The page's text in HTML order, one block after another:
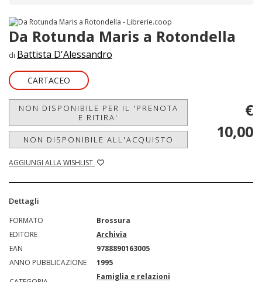
Da Rotunda Maris a Rotondella
di Battista D'Alessandro
CARTACEO
NON DISPONIBILE PER IL 'PRENOTA
E RITIRA'
NON DISPONIBILE ALL'ACQUISTO
AGGIUNGI ALLA WISHLIST
€
10,00
Dettagli
FORMATO
Brossura
EDITORE
Archivia
EAN
9788890163005
ANNO PUBBLICAZIONE
1995
Famiglia e relazioni